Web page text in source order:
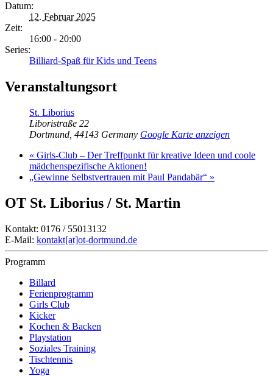
Datum:
12. Februar 2025
Zeit:
16:00 - 20:00
Series:
Billiard-Spaß für Kids und Teens
Veranstaltungsort
St. Liborius
Liboristraße 22
Dortmund 44143 Germany Google Karte anzeigen
« Girls-Club – Der Treffpunkt für kreative Ideen und coole
mädchenspezifische Aktionen!
„Gewinne Selbstvertrauen mit Paul Pandabär“ »
OT St. Liborius / St. Martin
Kontakt: 0176 / 55013132
E-Mail: kontakt[at]ot-dortmund.de
Programm
Billard
Ferienprogramm
Girls Club
Kicker
Kochen & Backen
Playstation
Soziales Training
Tischtennis
Yoga